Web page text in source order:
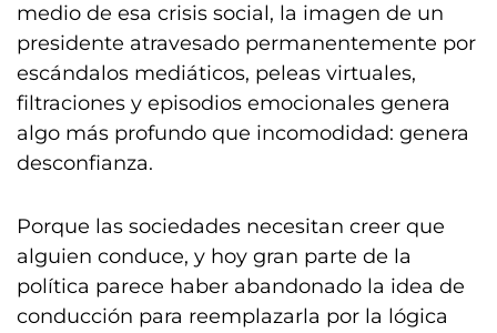
medio de esa crisis social, la imagen de un
presidente atravesado permanentemente por
escándalos mediáticos, peleas virtuales,
filtraciones y episodios emocionales genera
algo más profundo que incomodidad: genera
desconfianza.
Porque las sociedades necesitan creer que
alguien conduce, y hoy gran parte de la
política parece haber abandonado la idea de
conducción para reemplazarla por la lógica